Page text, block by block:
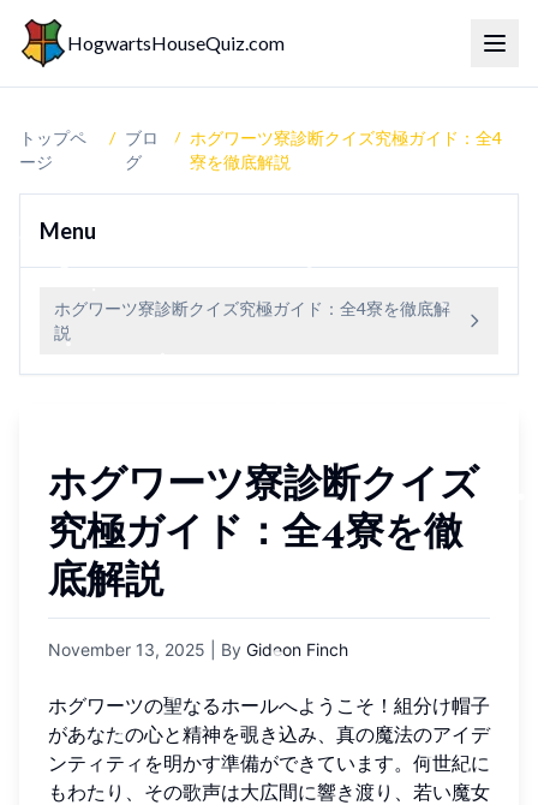
HogwartsHouseQuiz.com トグ
トップペ
ージ
/ ブロ
グ
/ ホグワーツ寮診断クイズ究極ガイド：全4
寮を徹底解説
Menu
ホグワーツ寮診断クイズ究極ガイド：全4寮を徹底解
説
ホグワーツ寮診断クイズ
究極ガイド：全4寮を徹
底解説
November 13, 2025 | By Gideon Finch
ホグワーツの聖なるホールへようこそ！組分け帽子
があなたの心と精神を覗き込み、真の魔法のアイデ
ンティティを明かす準備ができています。何世紀に
もわたり、その歌声は大広間に響き渡り、若い魔女